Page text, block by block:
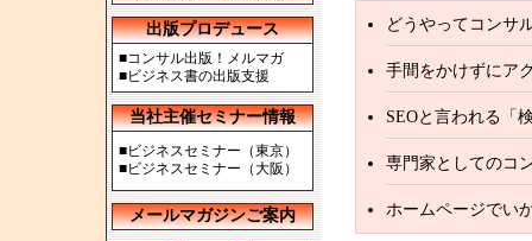
出版プロデュース
■コンサル出版！メルマガ
■ビジネス書の出版支援
当社主催セミナー情報
■ビジネスセミナー（東京）
■ビジネスセミナー（大阪）
メールマガジンご案内
どうやってコンサ
手間をかけずにア
SEOと言われる「
専門家としてのコ
ホームページでい